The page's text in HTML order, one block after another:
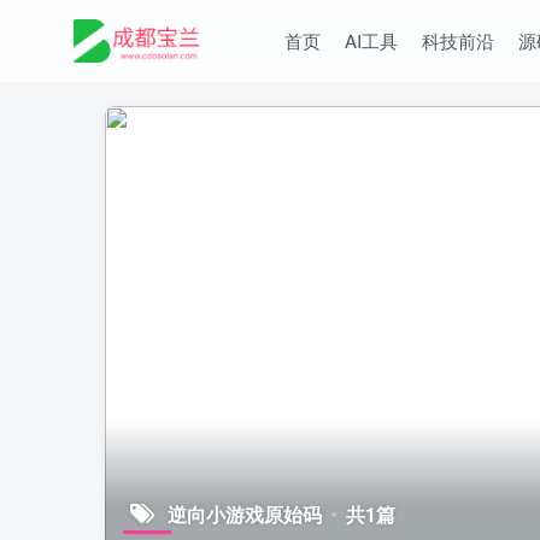
首页 AI工具 科技前沿
逆向小游戏原始码 共1篇